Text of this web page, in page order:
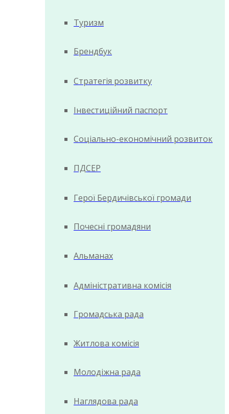
Туризм
Брендбук
Стратегія розвитку
Інвестиційний паспорт
Соціально-економічний розвиток
ПДСЕР
Герої Бердичівської громади
Почесні громадяни
Альманах
Адміністративна комісія
Громадська рада
Житлова комісія
Молодіжна рада
Наглядова рада